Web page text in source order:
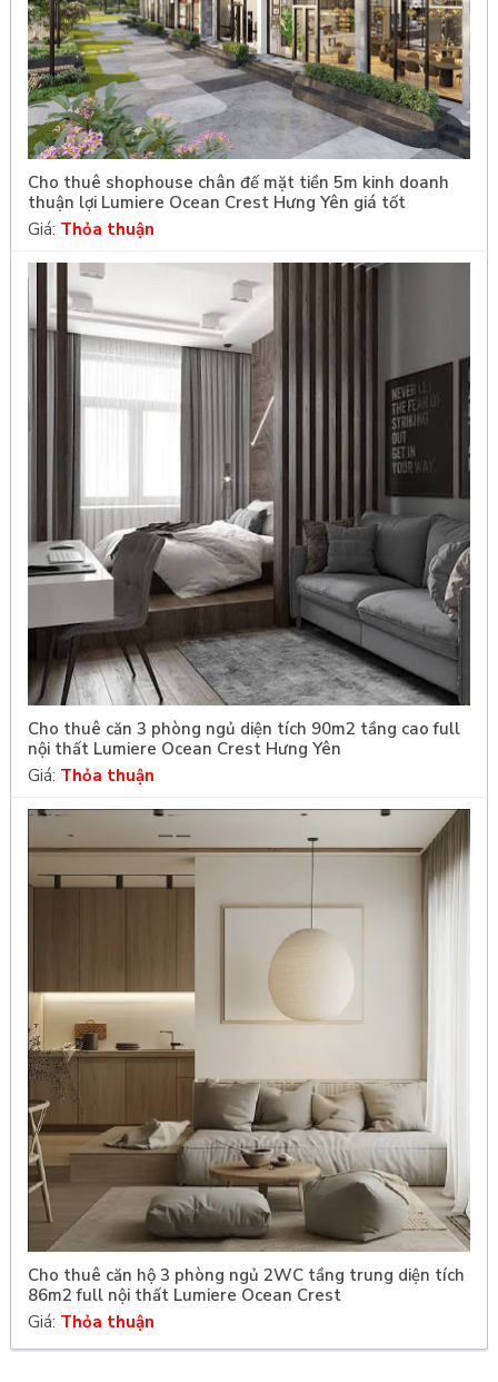
Cho thuê shophouse chân đế mặt tiền 5m kinh doanh
thuận lợi Lumiere Ocean Crest Hưng Yên giá tốt
Giá: Thỏa thuận
Cho thuê căn 3 phòng ngủ diện tích 90m2 tầng cao full
nội thất Lumiere Ocean Crest Hưng Yên
Giá: Thỏa thuận
Cho thuê căn hộ 3 phòng ngủ 2WC tầng trung diện tích
86m2 full nội thất Lumiere Ocean Crest
Giá: Thỏa thuận